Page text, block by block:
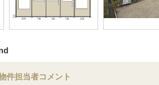
件担当者コメント